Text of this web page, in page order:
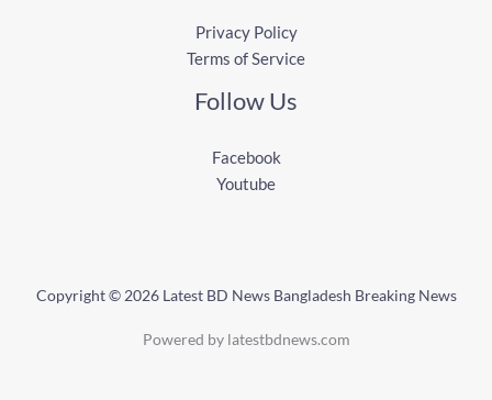
Privacy Policy
Terms of Service
Follow Us
Facebook
Youtube
Copyright © 2026 Latest BD News Bangladesh Breaking News
Powered by latestbdnews.com